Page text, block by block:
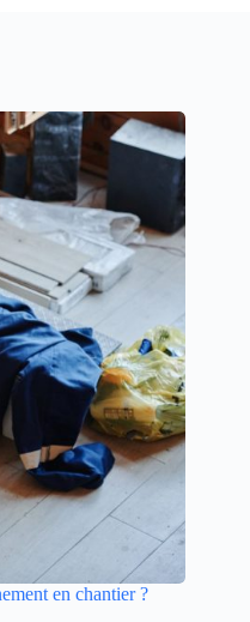
en chantier ?